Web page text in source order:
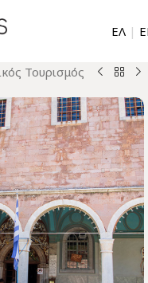
EΛ |
Τουρισμός